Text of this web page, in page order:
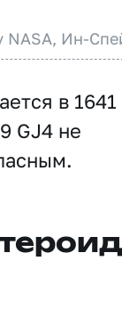
NASA, Ин-
в 1641
GJ4 не